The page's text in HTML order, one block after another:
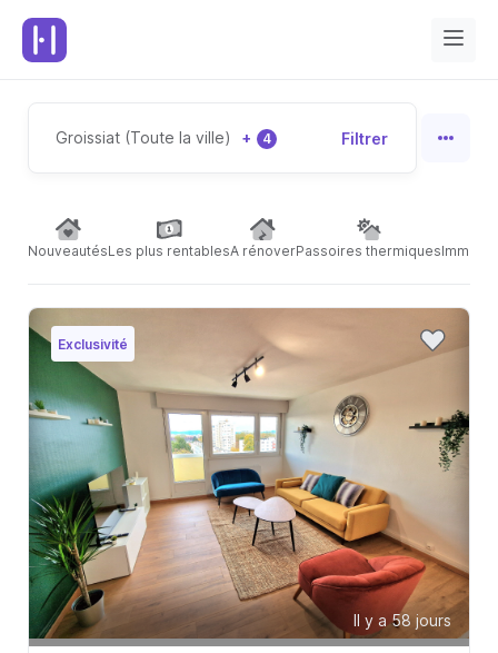
Groissiat (Toute la ville) + 4 Filtrer
NouveautésLes plus rentablesA rénoverPassoires thermiques
Exclusivité
Il y a 58 jours